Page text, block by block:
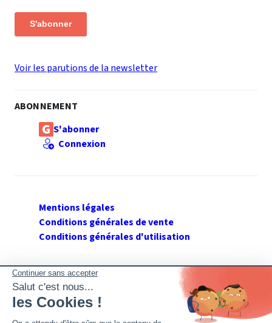
S'abonner
Voir les parutions de la newsletter
ABONNEMENT
S'abonner
Connexion
Mentions légales
Conditions générales de vente
Conditions générales d'utilisation
SUIVEZ GERANT DE SARL